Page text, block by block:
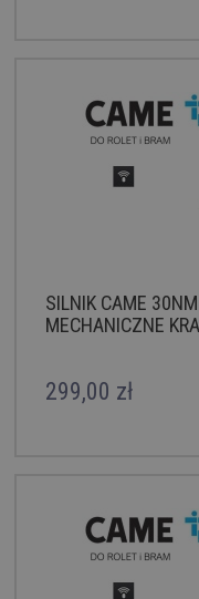
SILNIK CAME
MECHANICZNE
299,00 zł